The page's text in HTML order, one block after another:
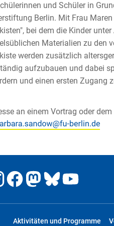
und Schüler in
Berlin. Mit Frau
bei dem die Kinder
Materialien zu den
werden zusätzlich
aufzubauen und dabei
und einen ersten Zugang
an einem Vortrag oder
Aktivitäten und Programme